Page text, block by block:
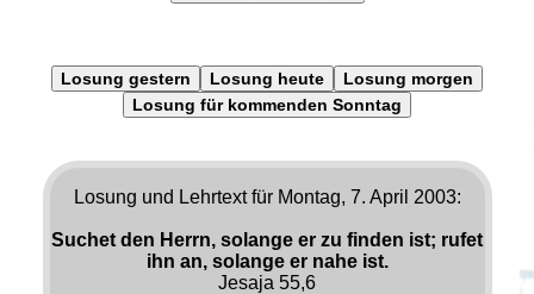
Losung gestern Losung heute
Losung morgen
Losung für kommenden Sonntag
Losung und Lehrtext für Montag, 7. April 2003:
Suchet den Herrn, solange er zu finden ist; rufet
ihn an, solange er nahe ist.
Jesaja 55,6